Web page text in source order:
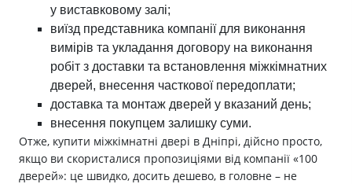
у виставковому залі;
виїзд представника компанії для виконання
вимірів та укладання договору на виконання
робіт з доставки та встановлення міжкімнатних
дверей, внесення часткової передоплати;
доставка та монтаж дверей у вказаний день;
внесення покупцем залишку суми.
Отже, купити міжкімнатні двері в Дніпрі, дійсно просто,
якщо ви скористалися пропозиціями від компанії «100
дверей»: це швидко, досить дешево, в головне – не